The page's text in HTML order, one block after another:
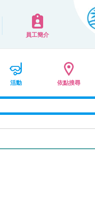
員工簡介
活動 依點搜尋